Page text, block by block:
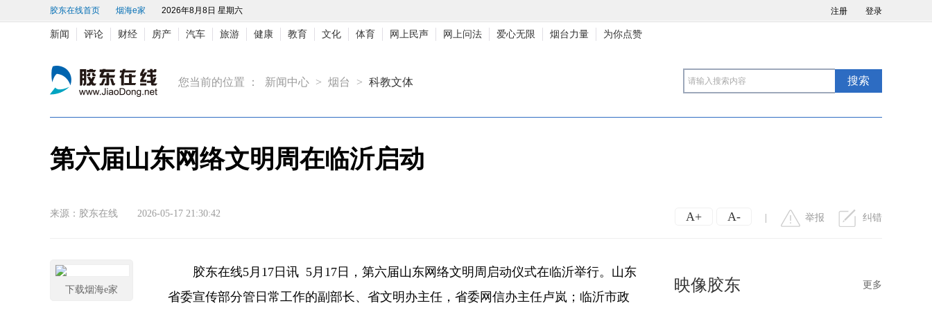
胶东在线首页 烟海e家 2026年8月8日 星期六 注册 登录
新闻 评论 财经 房产 汽车 旅游 健康 教育 文化 体育 网上民声 网上问法 爱心无限 烟台力量 为你点赞
您当前的位置 ： 新闻中心 > 烟台 > 科教文体
第六届山东网络文明周在临沂启动
来源：胶东在线 2026-05-17 21:30:42 A+ A- 举报 纠错
胶东在线5月17日讯 5月17日，第六届山东网络文明周启动仪式在临沂举行。山东
省委宣传部分管日常工作的副部长、省文明办主任，省委网信办主任卢岚；临沂市政
下载烟海e家 映像胶东 更多